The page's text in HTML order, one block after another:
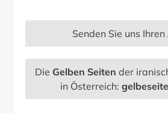
Senden Sie uns Ihren
Die Gelben Seiten der
in Österreich: